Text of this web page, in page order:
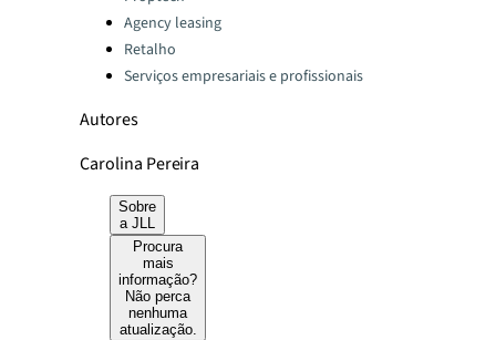
Agency leasing
Retalho
Serviços empresariais e profissionais
Autores
Carolina Pereira
Sobre
a JLL
Procura
mais
informação?
Não perca
nenhuma
atualização.